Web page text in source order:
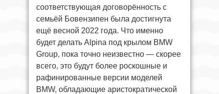
соответствующая договорённость с
семьёй Бовензипен была достигнута
ещё весной 2022 года. Что именно
будет делать Alpina под крылом BMW
Group, пока точно неизвестно — скорее
всего, это будут более роскошные и
рафинированные версии моделей
BMW, обладающие аристократической